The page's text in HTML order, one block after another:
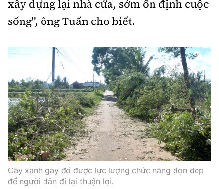
xây dựng lại nhà cửa, sớm ổn định cuộc
sống", ông Tuấn cho biết.
Cây xanh gãy đổ được lực lượng chức năng dọn dẹp
để người dân đi lại thuận lợi.